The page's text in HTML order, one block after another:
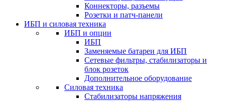
Коннекторы, разъемы
Розетки и патч-панели
ИБП и силовая техника
ИБП и опции
ИБП
Заменяемые батареи для ИБП
Сетевые фильтры, стабилизаторы и
блок розеток
Дополнительное оборудование
Силовая техника
Стабилизаторы напряжения